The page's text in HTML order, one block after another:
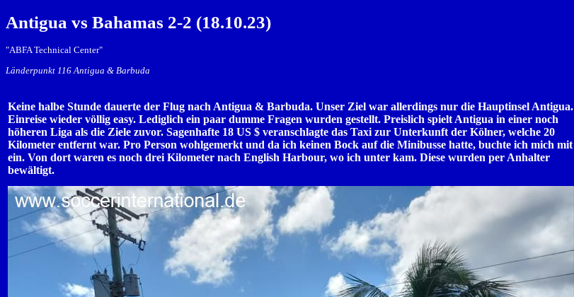
Antigua vs Bahamas 2-2 (18.10.23)
"ABFA Technical Center"
Länderpunkt 116 Antigua & Barbuda
Keine halbe Stunde dauerte der Flug nach Antigua & Barbuda. Unser Ziel war allerdings nur die Hauptinsel Antigua.
Einreise wieder völlig easy. Lediglich ein paar dumme Fragen wurden gestellt. Preislich spielt Antigua in einer noch
höheren Liga als die Ziele zuvor. Sagenhafte 18 US $ veranschlagte das Taxi zur Unterkunft der Kölner, welche 20
Kilometer entfernt war. Pro Person wohlgemerkt und da ich keinen Bock auf die Minibusse hatte, buchte ich mich mit
ein. Von dort waren es noch drei Kilometer nach English Harbour, wo ich unter kam. Diese wurden per Anhalter
bewältigt.